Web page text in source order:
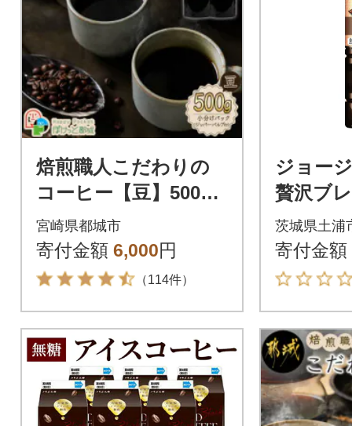
焙煎職人こだわりの
コーヒー【豆】500g
※中深煎り※
宮崎県都城市
寄付金額 6,000円
（114件）
ジョー
贅沢ブ
かえめ
本)
茨城県土浦
寄付金額